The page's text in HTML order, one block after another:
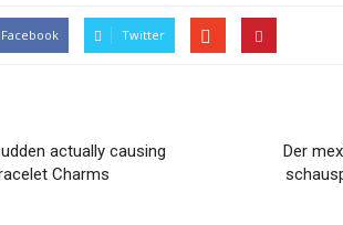
Facebook Twitter
actually causing
Charms
Der